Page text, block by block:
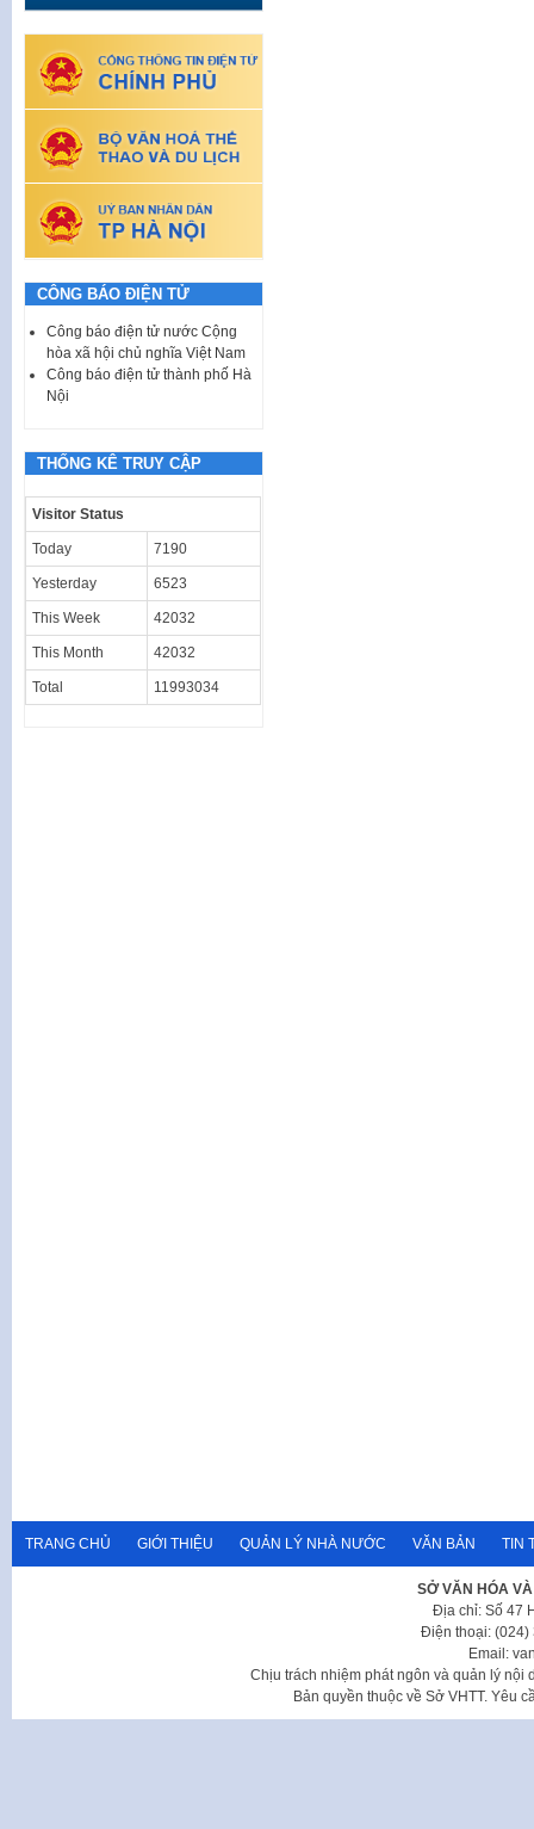
CÔNG BÁO ĐIỆN TỬ
Công báo điện tử nước Cộng
hòa xã hội chủ nghĩa Việt Nam
Công báo điện tử thành phố Hà
Nội
THỐNG KÊ TRUY CẬP
Visitor Status
Today 7190
Yesterday 6523
This Week 42032
This Month 42032
Total 11993034
TRANG CHỦ GIỚI THIỆU QUẢN LÝ NHÀ NƯỚC VĂN BẢN TIN
SỞ VĂN HÓA
Địa chỉ: Số 47
Điện thoại: (024)
Email:
Chịu trách nhiệm phát ngôn và quản lý nội
Bản quyền thuộc về Sở VHTT. Yêu